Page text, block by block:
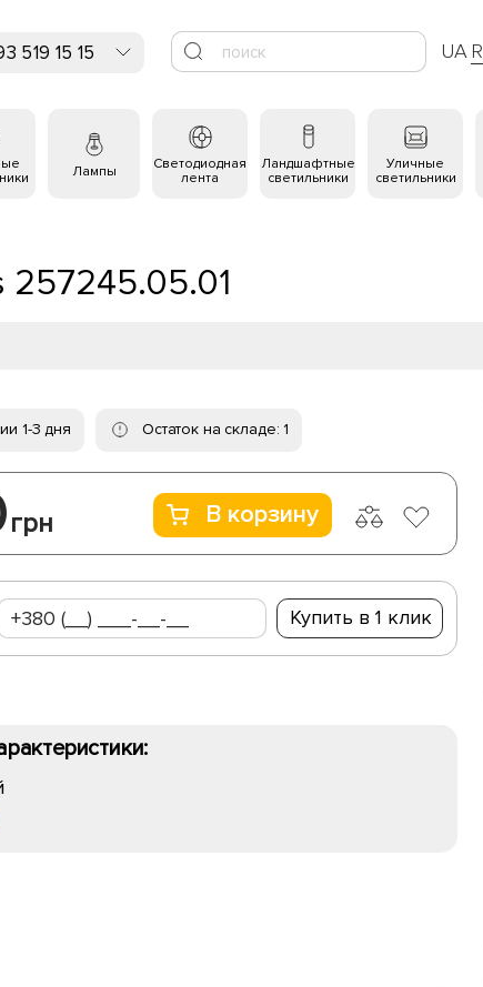
519 15 15 UA
Лампы
Светодиодная
лента
Ландшафтные
светильники
Уличные
светильники
257245.05.01
1-3 дня Остаток на складе: 1
грн В корзину
Купить в 1 клик